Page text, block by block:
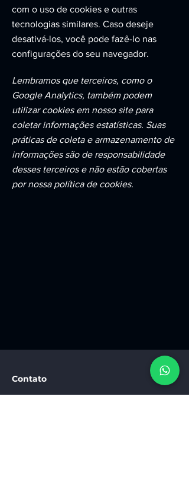
com o uso de cookies e outras
tecnologias similares. Caso deseje
desativá-los, você pode fazê-lo nas
configurações do seu navegador.
Lembramos que terceiros, como o
Google Analytics, também podem
utilizar cookies em nosso site para
coletar informações estatísticas. Suas
práticas de coleta e armazenamento de
informações são de responsabilidade
desses terceiros e não estão cobertas
por nossa política de cookies.
Contato